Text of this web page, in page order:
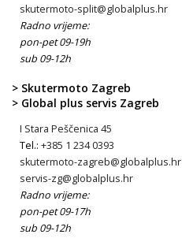
skutermoto-split@globalplus.hr
Radno vrijeme:
pon-pet 09-19h
sub 09-12h
> Skutermoto Zagreb
> Global plus servis Zagreb
I Stara Peščenica 45
Tel.: +385 1 234 0393
skutermoto-zagreb@globalplus.hr
servis-zg@globalplus.hr
Radno vrijeme:
pon-pet 09-17h
sub 09-12h